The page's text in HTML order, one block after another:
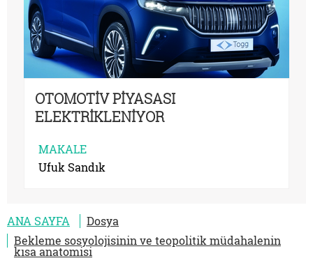
OTOMOTİV PİYASASI
ELEKTRİKLENİYOR
MAKALE
Ufuk Sandık
ANA SAYFA
Dosya
Bekleme sosyolojisinin ve teopolitik müdahalenin
kısa anatomisi